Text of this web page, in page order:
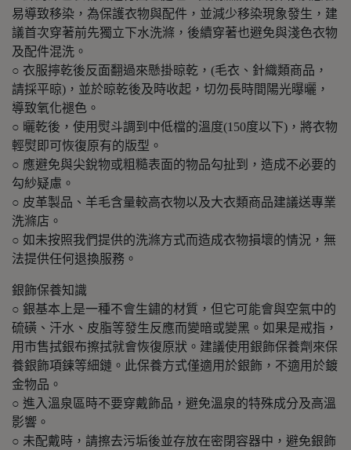
易導致移染，為保護衣物與配件，並減少移染現象發生，建
議首次穿著前先獨立下水洗滌，後續穿著也避免與淺色衣物
及配件混洗。
○ 衣服擰乾後反面翻過來懸掛晾乾，(毛衣、針織類商品，
請採平晾)，並於晾乾後及時收起，切勿長時間陽光曝曬，
導致氧化褪色。
○ 曬乾後，使用熨斗調到中低檔的溫度(150度以下)，將衣物
輕熨即可恢復原有的版型。
○ 應避免與尖銳物或粗糙表面的物品勾扯到，造成不必要的
勾紗疑慮。
○ 皮革製品、羊毛含量較高衣物以及大衣類商品建議送專業
洗滌店。
○ 如未按照我們提供的洗滌方式而造成衣物損壞的情況，無
法提供任何退換服務。
銀飾保養知識
○ 銀基本上是一種不會生鏽的材質，但它可能會與空氣中的
硫磺、汗水、皮脂等發生反應而變暗或變黑。如果是戒指，
用市售拭銀布擦拭就會恢復原狀。建議使用銀飾保養劑來保
養銀飾項鍊等細鏈。此保養方式僅適用於銀飾，不適用於鍍
金物品。
○ 進入溫泉區時不要穿戴飾品，避免溫泉的特殊成分及高溫
影響。
○ 未配戴時，請擦去污垢後並存放在密閉容器中，避免銀飾